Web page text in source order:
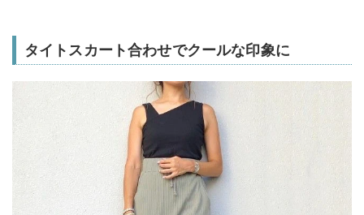
タイトスカート合わせでクールな印象に